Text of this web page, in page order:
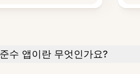
수 앱이란 무엇인가요?